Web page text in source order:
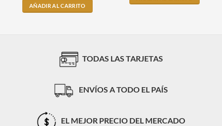
AÑADIR AL CARRITO
TODAS LAS TARJETAS
ENVÍOS A TODO EL PAÍS
EL MEJOR PRECIO DEL MERCADO